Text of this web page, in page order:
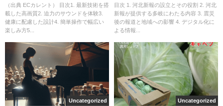
（出典 ECカレント） 目次1. 最新技術を搭
載した高画質2. 迫力のサウンドを体験3.
健康に配慮した設計4. 簡単操作で幅広い
楽しみ方5...
ズムの力
目次 1. 河北新報の設立とその役割 2. 河北
新報が提供する多岐にわたる内容 3. 震災
後の報道と地域への影響 4. デジタル化に
よる情報...
Uncategorized Uncategorized